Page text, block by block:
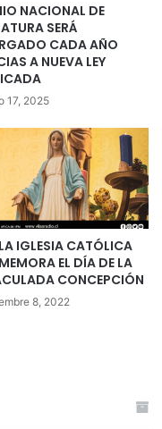
NACIONAL DE
SERÁ
CADA AÑO
A NUEVA LEY
17, 2025
IGLESIA CATÓLICA
EL DÍA DE LA
CONCEPCIÓN
8, 2022